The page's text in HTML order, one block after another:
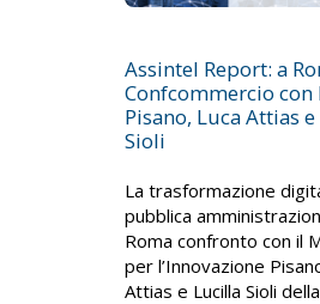
Assintel Report: a
Confcommercio con
Pisano, Luca Attias
Sioli
La trasformazione
pubblica
Roma confronto con il
per l’Innovazione
Attias e Lucilla Sioli